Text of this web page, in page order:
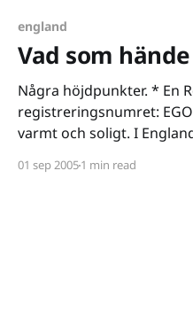
england
Vad som
Några höjdpunkter. * En Royal Mail-bil med
registreringsnumret: EGO4 KUK. *
varmt och soligt. I England?! * Klåfingriga
på dem, förutom vi journalister
01 sep 20051 min read